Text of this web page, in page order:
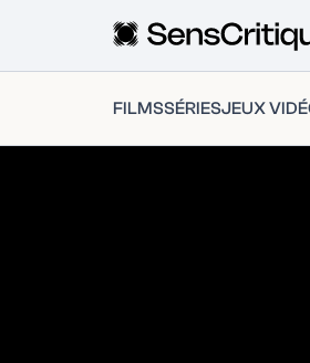
FILMSSÉRIESJEUX